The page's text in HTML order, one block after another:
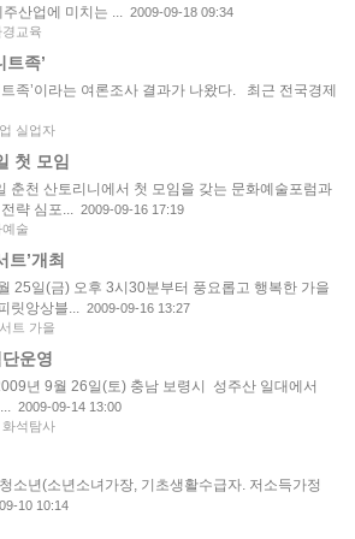
산업에 미치는 ... 2009-09-18 09:34
교육
족’
족’이라는 여론조사 결과가 나왔다. 최근 전국경제
실업자
첫 모임
춘천 산토리니에서 첫 모임을 갖는 문화예술포럼과
략 심포... 2009-09-16 17:19
술
트’개최
25일(금) 오후 3시30분부터 풍요롭고 행복한 가을
릿앙상블... 2009-09-16 13:27
트 가을
운영
년 9월 26일(토) 충남 보령시 성주산 일대에서
2009-09-14 13:00
석탐사
소년(소년소녀가장, 기초생활수급자. 저소득가정
10 10:14